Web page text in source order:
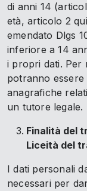
di anni 14
età, articolo 2
emendato Dlgs
inferiore a 14
i propri dati. Per
potranno
anagrafiche
un tutore legale.
Finalità del
Liceità del
I dati personali
necessari per